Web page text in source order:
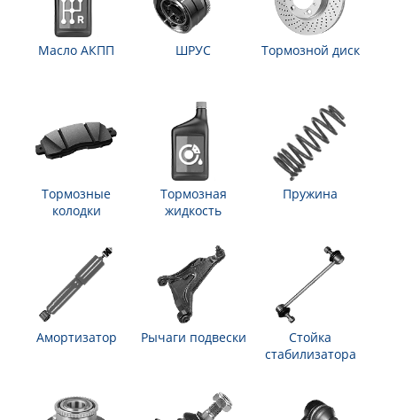
Масло АКПП ШРУС Тормозной диск
Тормозные
колодки
Тормозная
жидкость
Пружина
Амортизатор Рычаги подвески
Стойка
стабилизатора